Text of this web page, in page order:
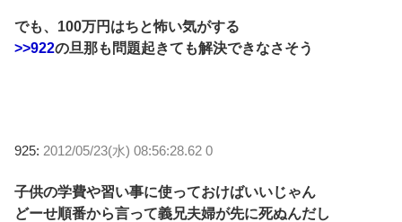
でも、100万円はちと怖い気がする
>>922の旦那も問題起きても解決できなさそう
925: 2012/05/23(水) 08:56:28.62 0
子供の学費や習い事に使っておけばいいじゃん
どーせ順番から言って義兄夫婦が先に死ぬんだし